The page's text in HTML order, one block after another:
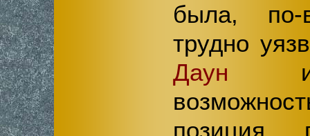
была, по-
трудно
Даун
позиция